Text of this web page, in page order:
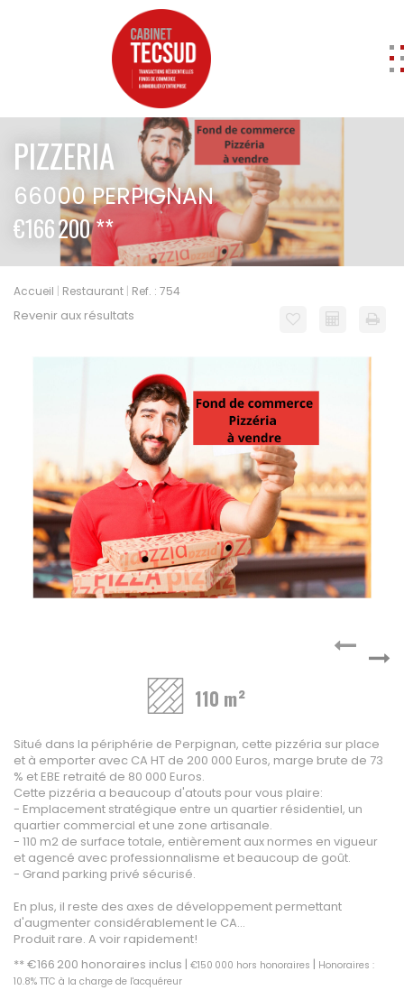
ACCUEIL
ACHETER
Professionnels
Entrepôts
A vendre
Locaux commerciaux
Cession de Droit au bail
Transmission d'entreprise
Local d'activités
A vendre
Fonds de commerce
High-Tech
Hotel / Rest / Bar
Commerces Prox.
Distribution
Beauté / Coiffure
Equipement
Imprimerie / Comm.
Industrie
VENDRE
NOTRE AGENCE
CONTACT
MON COMPTE
NOTRE GROUPE
Vousfinancer Narbonne
Immo Fox
PIZZERIA
66000 PERPIGNAN
€166 200**
Accueil Restaurant Ref. : 754
Revenir aux résultats
110 m²
Situé dans la périphérie de Perpignan, cette pizzéria sur place
et à emporter avec CA HT de 200 000 Euros, marge brute de 73
% et EBE retraité de 80 000 Euros.
Cette pizzéria a beaucoup d'atouts pour vous plaire:
- Emplacement stratégique entre un quartier résidentiel, un
quartier commercial et une zone artisanale.
- 110 m2 de surface totale, entièrement aux normes en vigueur
et agencé avec professionnalisme et beaucoup de goût.
- Grand parking privé sécurisé.
En plus, il reste des axes de développement permettant
d'augmenter considérablement le CA...
Produit rare. A voir rapidement!
** €166 200 honoraires inclus | €150 000 hors honoraires | Honoraires :
10.8% TTC à la charge de l'acquéreur